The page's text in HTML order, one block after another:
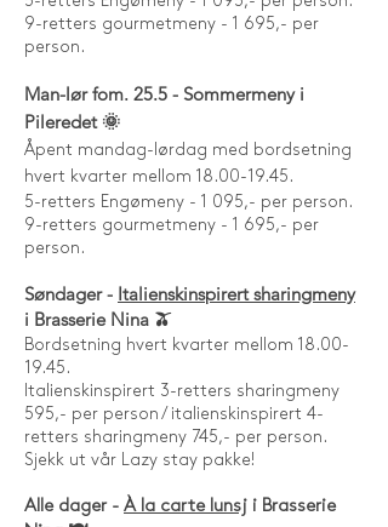
9-retters gourmetmeny - 1 695,- per
person.
Man-lør fom. 25.5 - Sommermeny i
Pileredet 🌞
Åpent mandag-lørdag med bordsetning
hvert kvarter mellom 18.00-19.45 .
5-retters Engømeny - 1 095,- per person.
9-retters gourmetmeny - 1 695,- per
person.
Søndager - Italienskinspirert sharingmeny
i Brasserie Nina 🫒
Bordsetning hvert kvarter mellom 18.00-
19.45 .
Italienskinspirert 3-retters sharingmeny
595,- per person / italienskinspirert 4-
retters sharingmeny 745,- per person.
Sjekk ut vår Lazy stay pakke!
Alle dager - À la carte lunsj i Brasserie